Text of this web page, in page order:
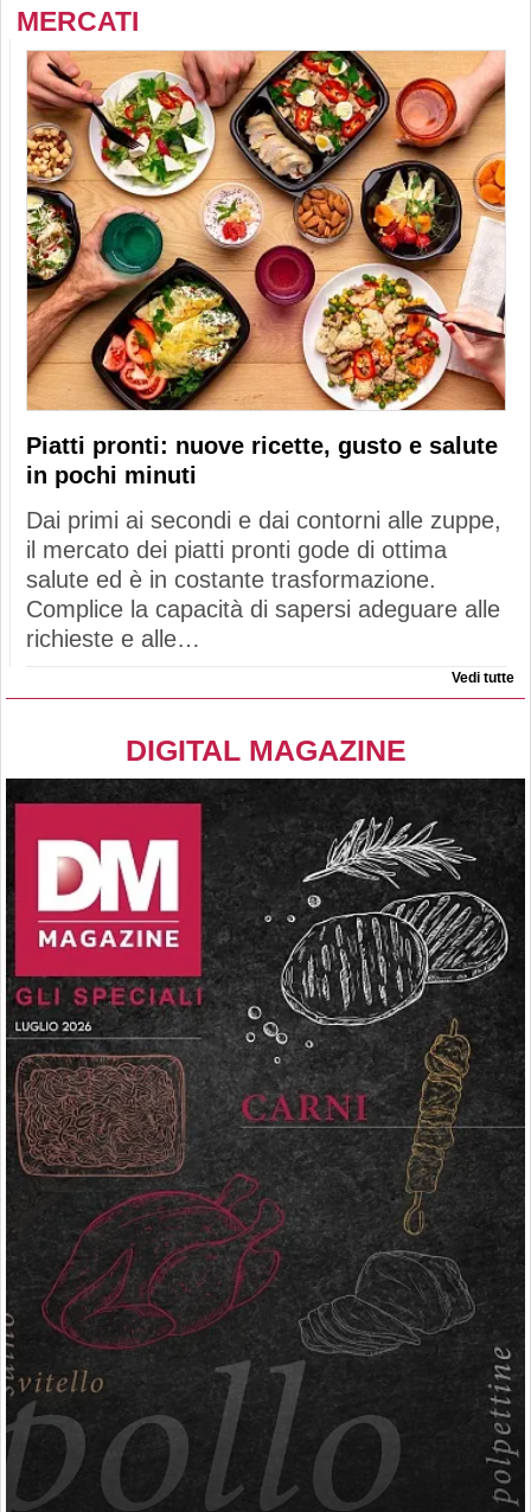
MERCATI
Piatti pronti: nuove ricette, gusto e salute
in pochi minuti
Dai primi ai secondi e dai contorni alle zuppe,
il mercato dei piatti pronti gode di ottima
salute ed è in costante trasformazione.
Complice la capacità di sapersi adeguare alle
richieste e alle…
Vedi tutte
DIGITAL MAGAZINE